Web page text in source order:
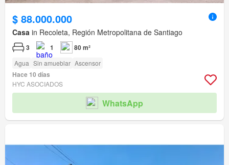
$ 88.000.000
Casa in Recoleta, Región Metropolitana de Santiago
3 1 80 m²
Agua Sin amueblar Ascensor
Hace 10 días
HYC ASOCIADOS
WhatsApp